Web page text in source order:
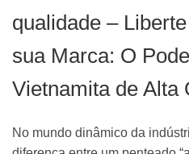
qualidade –
sua Marca: O
Vietnamita de Alta
No mundo dinâmico da